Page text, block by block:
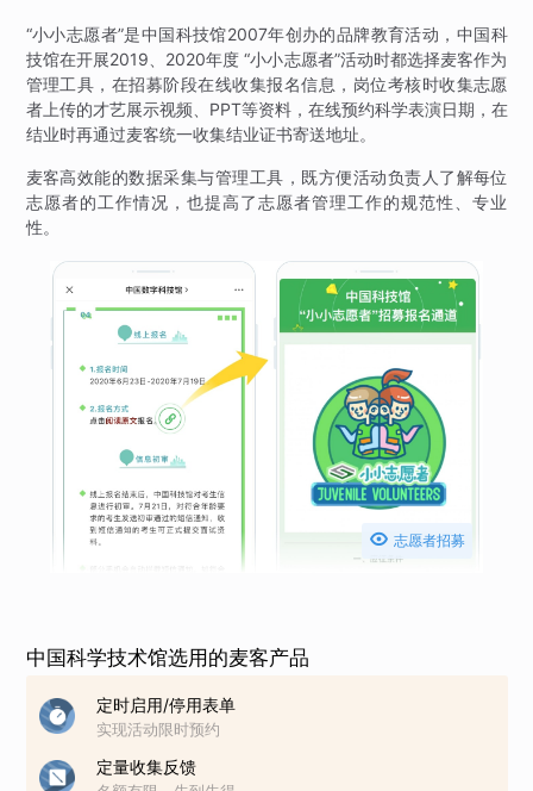
“小小志愿者”是中国科技馆2007年创办的品牌教育活动，中国科
技馆在开展2019、2020年度 “小小志愿者”活动时都选择麦客作为
管理工具，在招募阶段在线收集报名信息，岗位考核时收集志愿
者上传的才艺展示视频、PPT等资料，在线预约科学表演日期，在
结业时再通过麦客统一收集结业证书寄送地址。
麦客高效能的数据采集与管理工具，既方便活动负责人了解每位
志愿者的工作情况，也提高了志愿者管理工作的规范性、专业
性。
 志愿者招募
中国科学技术馆选用的麦客产品
定时启用/停用表单
实现活动限时预约
定量收集反馈